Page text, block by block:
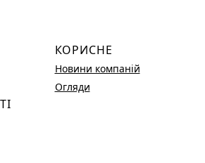
КОРИСНЕ
Новини компаній
Огляди